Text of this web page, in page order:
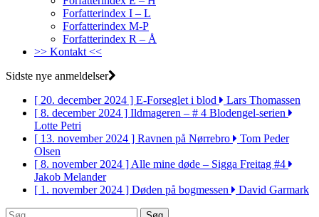
Forfatterindex I – L
Forfatterindex M-P
Forfatterindex R – Å
>> Kontakt <<
Sidste nye anmeldelser
[ 20. december 2024 ] E-Forseglet i blod
Lars Thomassen
[ 8. december 2024 ] Ildmageren – # 4 Blodengel-serien
Lotte Petri
[ 13. november 2024 ] Ravnen på Nørrebro
Tom Peder
Olsen
[ 8. november 2024 ]Alle mine døde – Sigga Freitag #4
Jakob Melander
[ 1. november 2024 ] Døden på bogmessen
David Garmark
Søg